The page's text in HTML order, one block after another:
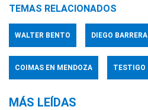
TEMAS RELACIONADOS
WALTER BENTO DIEGO BARRERA
COIMAS EN MENDOZA TESTIGO
MÁS LEÍDAS